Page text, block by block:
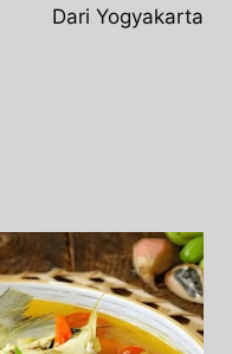
Dari Yogyakarta